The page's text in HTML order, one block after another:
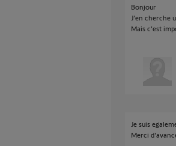
Bonjour
J’en cherche
Mais c’est
Je suis
Merci